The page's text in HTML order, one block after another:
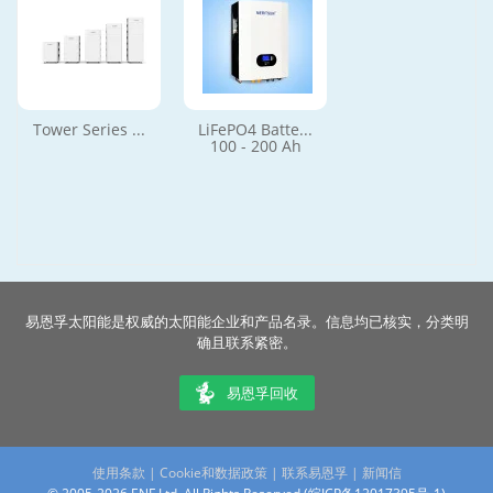
Tower Series ... LiFePO4 Batte...
100 - 200 Ah
易恩孚太阳能是权威的太阳能企业和产品名录。信息均已核实，分类明
确且联系紧密。
易恩孚回收
使用条款 | Cookie和数据政策| 联系易恩孚 | 新闻信